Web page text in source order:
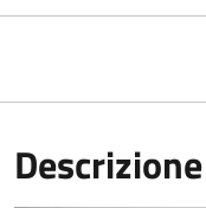
Descrizione